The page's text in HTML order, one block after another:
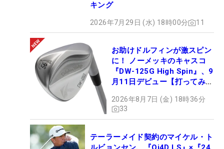
キング
2026年7月29日 (水) 18時00分 11
お助けドルフィンが激スピン
に！ ノーメッキのキャスコ
『DW-125G High Spin』、9
月11日デビュー【打ってみ
2026年8月7日 (金) 18時36分
33
テーラーメイド契約のマイケル・ト